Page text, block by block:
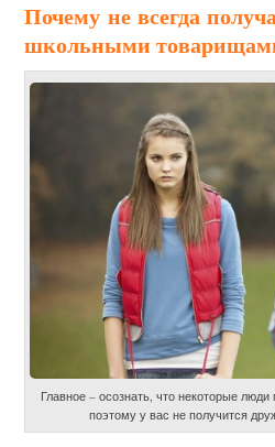
Почему не всегда
школьными
Главное – осознать, что некоторые люди
поэтому у вас не получится